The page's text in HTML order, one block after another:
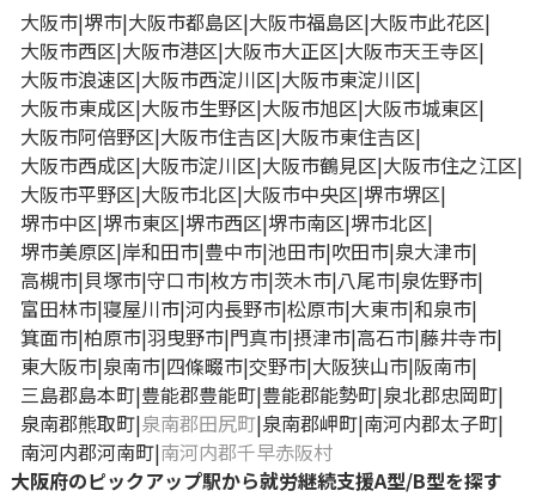
大阪市 堺市 大阪市都島区 大阪市福島区 大阪市此花区
大阪市西区 大阪市港区 大阪市大正区 大阪市天王寺区
大阪市浪速区 大阪市西淀川区 大阪市東淀川区
大阪市東成区 大阪市生野区 大阪市旭区 大阪市城東区
大阪市阿倍野区 大阪市住吉区 大阪市東住吉区
大阪市西成区 大阪市淀川区 大阪市鶴見区 大阪市住之江区
大阪市平野区 大阪市北区 大阪市中央区 堺市堺区
堺市中区 堺市東区 堺市西区 堺市南区 堺市北区
堺市美原区 岸和田市 豊中市 池田市 吹田市 泉大津市
高槻市 貝塚市 守口市 枚方市 茨木市 八尾市 泉佐野市
富田林市 寝屋川市 河内長野市 松原市 大東市 和泉市
箕面市 柏原市 羽曳野市 門真市 摂津市 高石市 藤井寺市
東大阪市 泉南市 四條畷市 交野市 大阪狭山市 阪南市
三島郡島本町 豊能郡豊能町 豊能郡能勢町 泉北郡忠岡町
泉南郡熊取町 泉南郡田尻町 泉南郡岬町 南河内郡太子町
南河内郡河南町 南河内郡千早赤阪村
大阪府のピックアップ駅から就労継続支援A型/B型を探す